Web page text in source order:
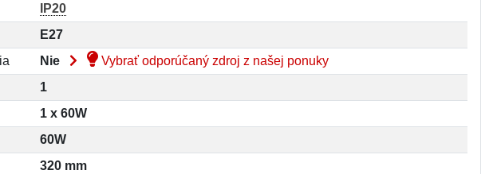
IP20
E27
Nie
Vybrať odporúčaný zdroj z našej ponuky
1
1 x 60W
60W
320 mm